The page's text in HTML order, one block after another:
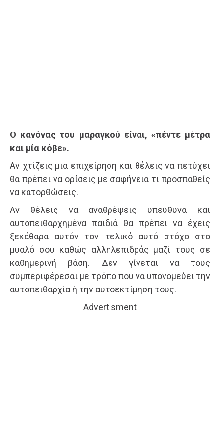
Ο κανόνας του μαραγκού είναι, «πέντε μέτρα
και μία κόβε».
Αν χτίζεις μια επιχείρηση και θέλεις να πετύχει
θα πρέπει να ορίσεις με σαφήνεια τι προσπαθείς
να κατορθώσεις.
Αν θέλεις να αναθρέψεις υπεύθυνα και
αυτοπειθαρχημένα παιδιά θα πρέπει να έχεις
ξεκάθαρα αυτόν τον τελικό αυτό στόχο στο
μυαλό σου καθώς αλληλεπιδράς μαζί τους σε
καθημερινή βάση. Δεν γίνεται να τους
συμπεριφέρεσαι με τρόπο που να υπονομεύει την
αυτοπειθαρχία ή την αυτοεκτίμηση τους.
Advertisment